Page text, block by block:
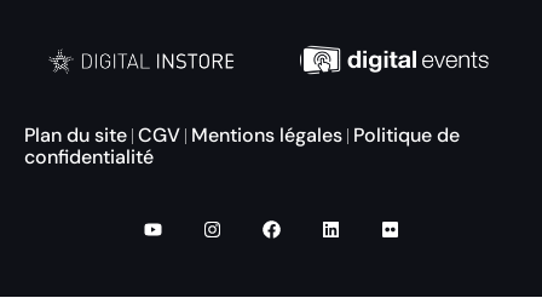
Plan du site CGV Mentions légales Politique de
confidentialité